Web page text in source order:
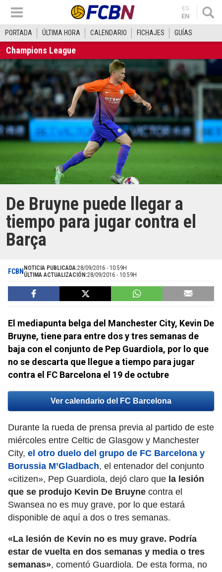
ES
EN
PORTADA ÚLTIMA HORA CALENDARIO FICHAJES GUÍAS
Champions League
De Bruyne puede llegar a
tiempo para jugar contra el
Barça
FCBN NOTICIA PUBLICADA:28/09/2016 - 10:59H
ÚLTIMA ACTUALIZACIÓN:28/09/2016 - 10:59H
El mediapunta belga del Manchester City, Kevin De
Bruyne, tiene para entre dos y tres semanas de
baja con el conjunto de Pep Guardiola, por lo que
no se descarta que llegue a tiempo para jugar
contra el FC Barcelona el 19 de octubre
Ver calendario del FC Barcelona
Durante la rueda de prensa previa al partido de este
miércoles entre Celtic de Glasgow y Manchester
City, el otro duelo del grupo de FC Barcelona y
Borussia M’Gladbach, el entenador del conjunto
«citizen», Pep Guardiola, dejó claro que la lesión
que se produjo Kevin De Bruyne contra el
Swansea no es muy grave, por lo que estará
disponible de aquí a dos o tres semanas.
«La lesión de Kevin no es muy grave. Podría
estar de vuelta en dos semanas y media o tres
semanas», comentó Guardiola. De esta forma, no